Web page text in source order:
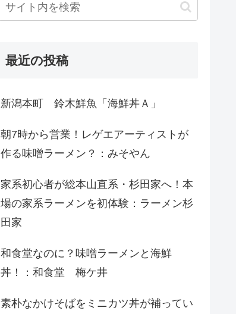
最近の投稿
新潟本町 鈴木鮮魚「海鮮丼Ａ」
朝7時から営業！レゲエアーティストが
作る味噌ラーメン？：みそやん
家系初心者が総本山直系・杉田家へ！本
場の家系ラーメンを初体験：ラーメン杉
田家
和食堂なのに？味噌ラーメンと海鮮
丼！：和食堂 梅ケ井
素朴なかけそばをミニカツ丼が補ってい